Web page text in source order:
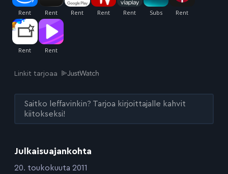
Julkaisuajankohta
:20. toukokuuta 2011
Linkit tarjoaa
Saitko leffavinkin? Tarjoa kirjoittajalle kahvit
kiitokseksi!